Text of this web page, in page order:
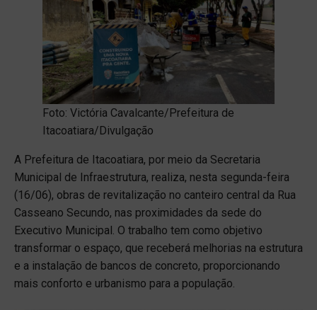
Foto: Victória Cavalcante/Prefeitura de
Itacoatiara/Divulgação
A Prefeitura de Itacoatiara, por meio da Secretaria
Municipal de Infraestrutura, realiza, nesta segunda-feira
(16/06), obras de revitalização no canteiro central da Rua
Casseano Secundo, nas proximidades da sede do
Executivo Municipal. O trabalho tem como objetivo
transformar o espaço, que receberá melhorias na estrutura
e a instalação de bancos de concreto, proporcionando
mais conforto e urbanismo para a população.